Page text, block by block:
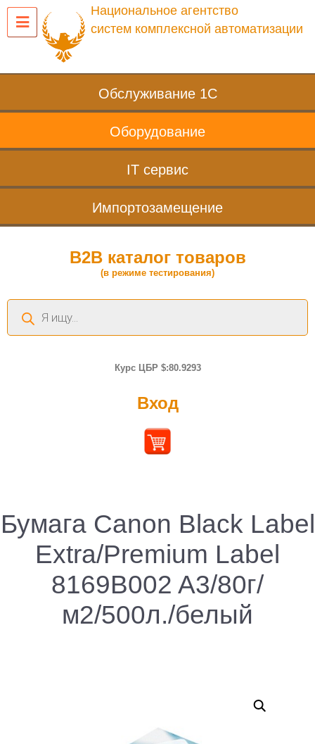
Национальное агентство
систем комплексной автоматизации
Обслуживание 1С
Оборудование
IT сервис
Импортозамещение
B2B каталог товаров
(в режиме тестирования)
Поиск
товаров
Курс ЦБР $:80.9293
Вход
Бумага Canon Black Label
Extra/Premium Label
8169B002 A3/80г/
м2/500л./белый